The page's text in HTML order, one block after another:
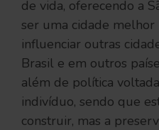
de vida, oferecendo a
ser uma cidade melhor
influenciar outras
Brasil e em outros
além de política
indivíduo, sendo que
construir, mas a